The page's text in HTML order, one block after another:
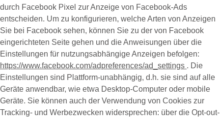
durch Facebook Pixel zur Anzeige von Facebook-Ads
entscheiden. Um zu konfigurieren, welche Arten von Anzeigen
Sie bei Facebook sehen, können Sie zu der von Facebook
eingerichteten Seite gehen und die Anweisungen über die
Einstellungen für nutzungsabhängige Anzeigen befolgen:
https://www.facebook.com/adpreferences/ad_settings . Die
Einstellungen sind Plattform-unabhängig, d.h. sie sind auf alle
Geräte anwendbar, wie etwa Desktop-Computer oder mobile
Geräte. Sie können auch der Verwendung von Cookies zur
Tracking- und Werbezwecken widersprechen: über die Opt-out-